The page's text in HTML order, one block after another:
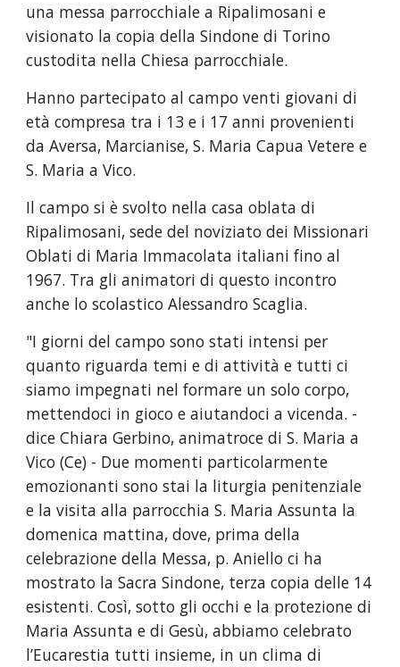
una messa parrocchiale a Ripalimosani e
visionato la copia della Sindone di Torino
custodita nella Chiesa parrocchiale.
Hanno partecipato al campo venti giovani di
età compresa tra i 13 e i 17 anni provenienti
da Aversa, Marcianise, S. Maria Capua Vetere e
S. Maria a Vico.
Il campo si è svolto nella casa oblata di
Ripalimosani, sede del noviziato dei Missionari
Oblati di Maria Immacolata italiani fino al
1967. Tra gli animatori di questo incontro
anche lo scolastico Alessandro Scaglia.
"I giorni del campo sono stati intensi per
quanto riguarda temi e di attività e tutti ci
siamo impegnati nel formare un solo corpo,
mettendoci in gioco e aiutandoci a vicenda. -
dice Chiara Gerbino, animatroce di S. Maria a
Vico (Ce) - Due momenti particolarmente
emozionanti sono stai la liturgia penitenziale
e la visita alla parrocchia S. Maria Assunta la
domenica mattina, dove, prima della
celebrazione della Messa, p. Aniello ci ha
mostrato la Sacra Sindone, terza copia delle 14
esistenti. Così, sotto gli occhi e la protezione di
Maria Assunta e di Gesù, abbiamo celebrato
l’Eucarestia tutti insieme, in un clima di